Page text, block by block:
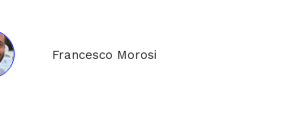
Francesco Morosi